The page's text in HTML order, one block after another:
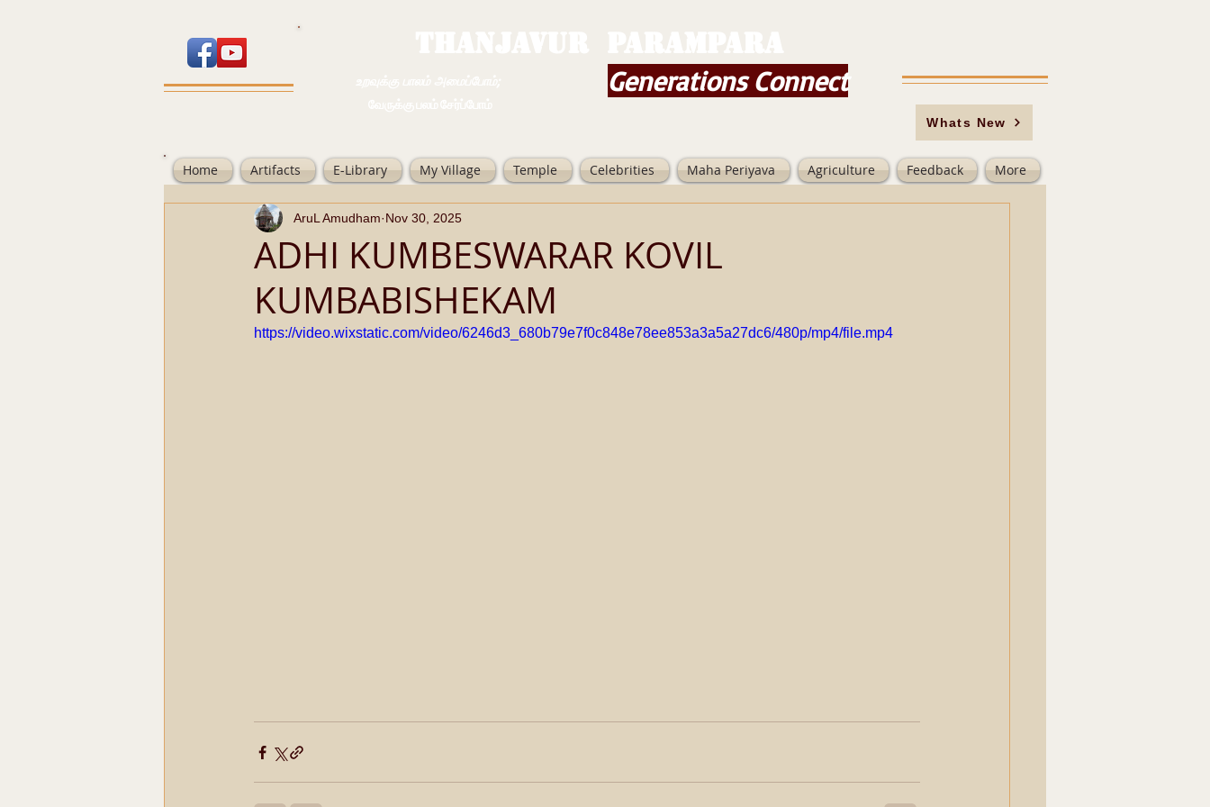
Generations Connect
Whats New
Home Artifacts E-Library My Village Temple Celebrities Maha Periyava Agriculture Feedback More
ADHI KUMBESWARAR KOVIL
KUMBABISHEKAM
AruL Amudham Nov 30, 2025
https://video.wixstatic.com/video/6246d3_680b79e7f0c848e78ee853a3a5a27dc6/480p/mp4/file.mp4